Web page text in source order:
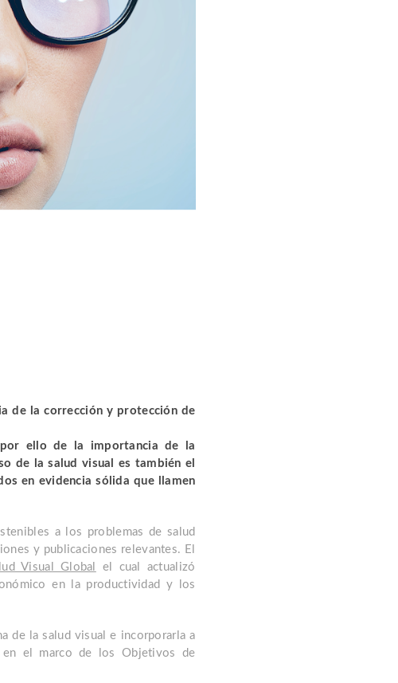
de la corrección y protección de
ello de la importancia de la
de la salud visual es también el
en evidencia sólida que llamen
a los problemas de salud
y publicaciones relevantes. El
Visual Global
el cual actualizó
en la productividad y los
de la salud visual e incorporarla a
en el marco de los Objetivos de